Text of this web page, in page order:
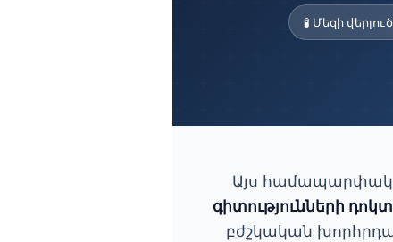
🧪 Մեզի
Այս համապարփակ
գիտությունների
բժշկական
Татар теле